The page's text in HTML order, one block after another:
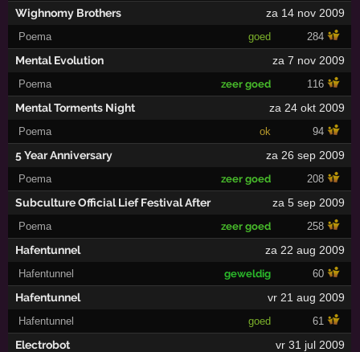
Wighnomy Brothers za 14 nov 2009
Poema goed 284
Mental Evolution za 7 nov 2009
Poema zeer goed 116
Mental Torments Night za 24 okt 2009
Poema ok 94
5 Year Anniversary za 26 sep 2009
Poema zeer goed 208
Subculture Official Lief Festival After za 5 sep 2009
Poema zeer goed 258
Hafentunnel za 22 aug 2009
Hafentunnel geweldig 60
Hafentunnel vr 21 aug 2009
Hafentunnel goed 61
Electrobot vr 31 jul 2009